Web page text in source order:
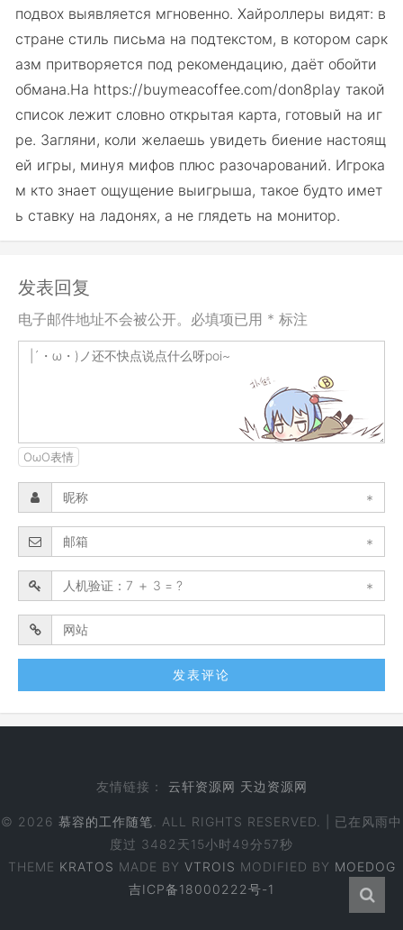
подвох выявляется мгновенно. Хайроллеры видят: в
стране стиль письма на подтекстом, в котором сарк
азм притворяется под рекомендацию, даёт обойти
обмана.На https://buymeacoffee.com/don8play такой
список лежит словно открытая карта, готовый на иг
ре. Загляни, коли желаешь увидеть биение настоящ
ей игры, минуя мифов плюс разочарований. Игрока
м кто знает ощущение выигрыша, такое будто имет
ь ставку на ладонях, а не глядеть на монитор.
发表回复
电子邮件地址不会被公开。必填项已用 * 标注
OωO表情
*
*
*
友情链接： 云轩资源网 天边资源网
© 2026 慕容的工作随笔 . ALL RIGHTS RESERVED. | 已在风雨中
度过 3482天15小时49分57秒
THEME KRATOS MADE BY VTROIS MODIFIED BY MOEDOG
吉ICP备18000222号-1